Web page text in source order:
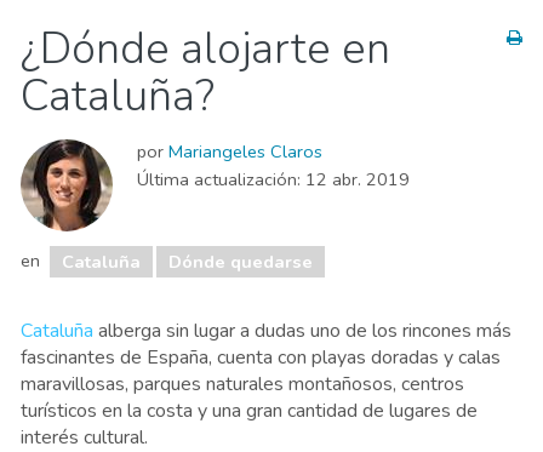
Agenda de eventos
Comida & Restaurantes
Deporte & aventura
Naturaleza & aire libre
Playas
¿Dónde alojarte en
Cataluña?
por Mariangeles Claros
Última actualización: 12 abr. 2019
en Cataluña Dónde quedarse
Cataluña alberga sin lugar a dudas uno de los rincones más
fascinantes de España, cuenta con playas doradas y calas
maravillosas, parques naturales montañosos, centros
turísticos en la costa y una gran cantidad de lugares de
interés cultural.